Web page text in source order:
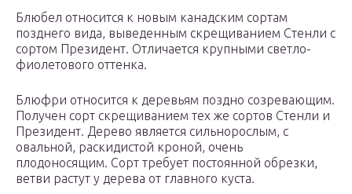
Блюбел относится к новым канадским сортам
позднего вида, выведенным скрещиванием Стенли с
сортом Президент. Отличается крупными светло-
фиолетового оттенка.
Блюфри относится к деревьям поздно созревающим.
Получен сорт скрещиванием тех же сортов Стенли и
Президент. Дерево является сильнорослым, с
овальной, раскидистой кроной, очень
плодоносящим. Сорт требует постоянной обрезки,
ветви растут у дерева от главного куста.